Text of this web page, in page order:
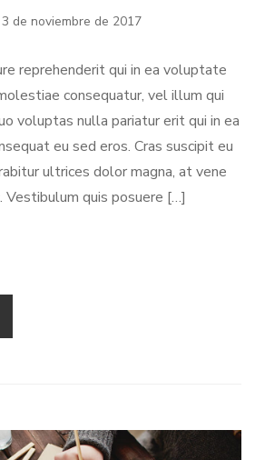
3 de noviembre de 2017
reprehenderit qui in ea voluptate
consequatur, vel illum qui
voluptas nulla pariatur erit qui in ea
eu sed eros. Cras suscipit eu
ultrices dolor magna, at vene
Vestibulum quis posuere […]